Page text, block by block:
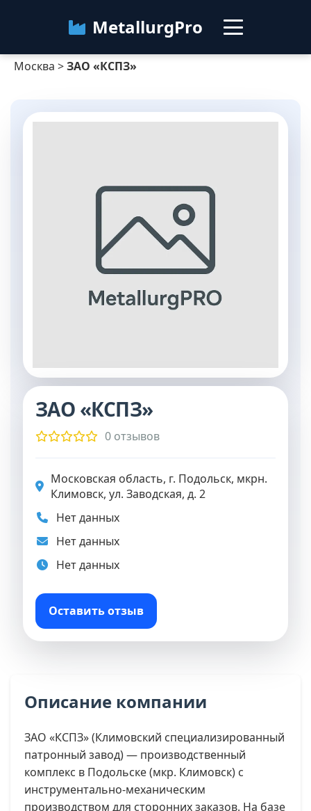
MetallurgPro
Москва
Категории
Контакты
Москва >ЗАО «КСПЗ»
ЗАО «КСПЗ»
0 отзывов
Московская область, г. Подольск, мкрн.
Климовск, ул. Заводская, д. 2
Нет данных
Нет данных
Нет данных
Оставить отзыв
Описание компании
ЗАО «КСПЗ» (Климовский специализированный
патронный завод) — производственный
комплекс в Подольске (мкр. Климовск) с
инструментально-механическим
производством для сторонних заказов. На базе